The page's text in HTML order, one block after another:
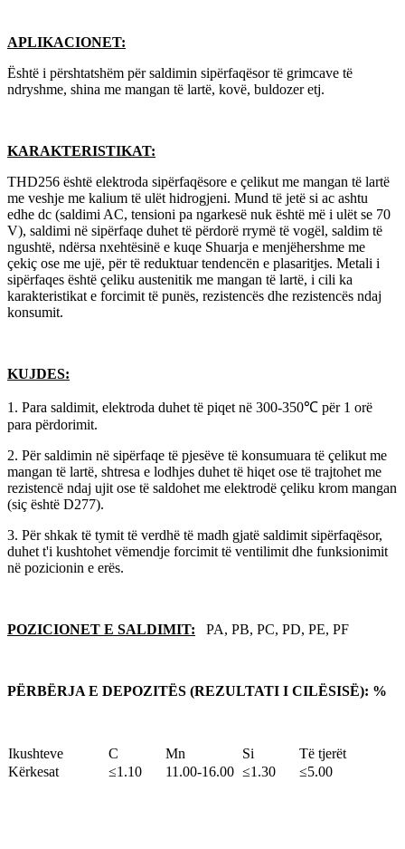
APLIKACIONET:
Është i përshtatshëm për saldimin sipërfaqësor të grimcave të
ndryshme, shina me mangan të lartë, kovë, buldozer etj.
KARAKTERISTIKAT:
THD256 është elektroda sipërfaqësore e çelikut me mangan të lartë
me veshje me kalium të ulët hidrogjeni. Mund të jetë si ac ashtu
edhe dc (saldimi AC, tensioni pa ngarkesë nuk është më i ulët se 70
V), saldimi në sipërfaqe duhet të përdorë rrymë të vogël, saldim të
ngushtë, ndërsa nxehtësinë e kuqe Shuarja e menjëhershme me
çekiç ose me ujë, për të reduktuar tendencën e plasaritjes. Metali i
sipërfaqes është çeliku austenitik me mangan të lartë, i cili ka
karakteristikat e forcimit të punës, rezistencës dhe rezistencës ndaj
konsumit.
KUJDES:
1. Para saldimit, elektroda duhet të piqet në 300-350℃ për 1 orë
para përdorimit.
2. Për saldimin në sipërfaqe të pjesëve të konsumuara të çelikut me
mangan të lartë, shtresa e lodhjes duhet të hiqet ose të trajtohet me
rezistencë ndaj ujit ose të saldohet me elektrodë çeliku krom mangan
(siç është D277).
3. Për shkak të tymit të verdhë të madh gjatë saldimit sipërfaqësor,
duhet t'i kushtohet vëmendje forcimit të ventilimit dhe funksionimit
në pozicionin e erës.
POZICIONET E SALDIMIT: PA, PB, PC, PD, PE, PF
PËRBËRJA E DEPOZITËS (REZULTATI I CILËSISË): %
Ikushteve C Mn Si
Të tjerët
Kërkesat
≤1 .10 11.00-16.00 ≤1 .30 ≤5.00